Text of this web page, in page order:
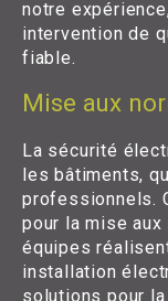
notre
intervention de
fiable.
Mise aux
La sécurité
les bâtiments,
professionnels.
pour la mise
équipes
installation
solutions pour